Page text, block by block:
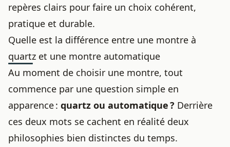
repères clairs pour faire un choix cohérent,
pratique et durable.
Quelle est la différence entre une montre à
quartz et une montre automatique
Au moment de choisir une montre, tout
commence par une question simple en
apparence : quartz ou automatique ? Derrière
ces deux mots se cachent en réalité deux
philosophies bien distinctes du temps.